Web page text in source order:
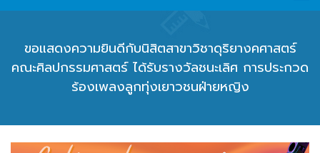
ขอแสดงความยินดีกับนิสิตสาขาวิชาดุริยางคศาสตร์
คณะศิลปกรรมศาสตร์ ได้รับรางวัลชนะเลิศ การประกวด
ร้องเพลงลูกทุ่งเยาวชนฝ่ายหญิง